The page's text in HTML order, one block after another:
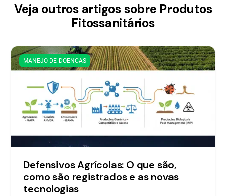
Veja outros artigos sobre Produtos
Fitossanitários
MANEJO DE DOENCAS
Defensivos Agrícolas: O que são,
como são registrados e as novas
tecnologias